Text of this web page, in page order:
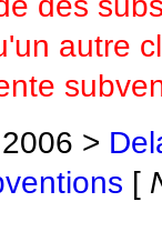
autre
>
[